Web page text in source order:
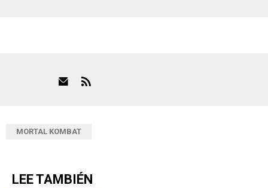
MORTAL KOMBAT
LEE TAMBIÉN